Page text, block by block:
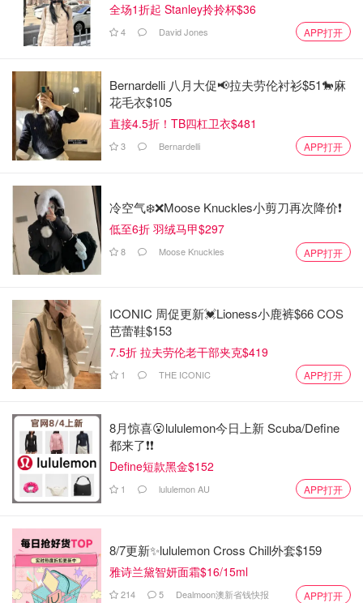
为了充分利用蒸锅，通常馒头、花卷、包子类主食一次都会
做比较多，剩饭是难免的。我一般会等晾凉后单独包保鲜膜
冷冻，方便下次拿取合适的量，并避免表皮干燥和串味。
隔天的馒头可以解冻后切片做成蛋煎馒头片（甜咸均可）、
加烧烤料做烤馒头片，或者切丁做炒馒头。还可以揉碎加入
肉馅中做炸丸子，增加丸子的口感。
全场1折起 Stanley拎拎杯$36
4 David Jones APP打开
Bernardelli 八月大促📢拉夫劳伦衬衫$51🐎麻
花毛衣$105
直接4.5折！TB四杠卫衣$481
3 Bernardelli APP打开
冷空气❄️❌️Moose Knuckles小剪刀再次降价❗️
低至6折 羽绒马甲$297
8 Moose Knuckles APP打开
ICONIC 周促更新💓Lioness小鹿裤$66 COS
芭蕾鞋$153
7.5折 拉夫劳伦老干部夹克$419
1 THE ICONIC APP打开
8月惊喜😮lululemon今日上新 Scuba/Define
都来了❗️❗️
Define短款黑金$152
1 lululemon AU APP打开
8/7更新✨lululemon Cross Chill外套$159
雅诗兰黛智妍面霜$16/15ml
214 5 Dealmoon澳新省钱快报 APP打开